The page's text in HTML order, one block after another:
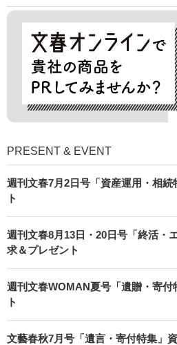
PRESENT & EVENT
週刊文春7月2日号「資産運用・相
ト
週刊文春8月13日・20日号「終活・
求＆プレゼント
週刊文春WOMAN夏号「遺贈・寄
ト
文藝春秋7月号「遺言・寄付特集」